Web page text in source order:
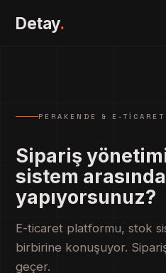
Detay.
PERAKENDE & E-TICARET
Sipariş
sistem
yapıyorsunuz?
E-ticaret platformu, stok
birbirine konuşuyor.
geçer.